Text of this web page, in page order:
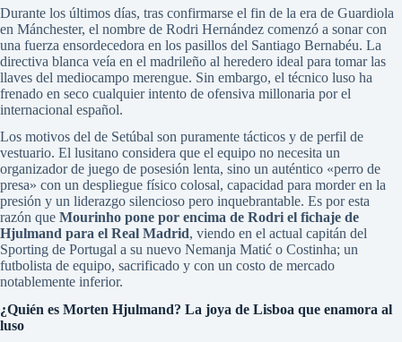
Durante los últimos días, tras confirmarse el fin de la era de Guardiola
en Mánchester, el nombre de Rodri Hernández comenzó a sonar con
una fuerza ensordecedora en los pasillos del Santiago Bernabéu. La
directiva blanca veía en el madrileño al heredero ideal para tomar las
llaves del mediocampo merengue. Sin embargo, el técnico luso ha
frenado en seco cualquier intento de ofensiva millonaria por el
internacional español.
Los motivos del de Setúbal son puramente tácticos y de perfil de
vestuario. El lusitano considera que el equipo no necesita un
organizador de juego de posesión lenta, sino un auténtico «perro de
presa» con un despliegue físico colosal, capacidad para morder en la
presión y un liderazgo silencioso pero inquebrantable. Es por esta
razón que Mourinho pone por encima de Rodri el fichaje de
Hjulmand para el Real Madrid, viendo en el actual capitán del
Sporting de Portugal a su nuevo Nemanja Matić o Costinha; un
futbolista de equipo, sacrificado y con un costo de mercado
notablemente inferior.
¿Quién es Morten Hjulmand? La joya de Lisboa que enamora al
luso